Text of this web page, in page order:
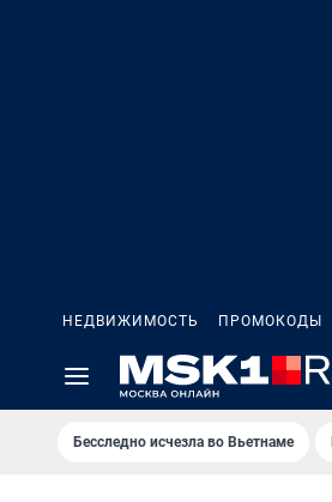
НЕДВИЖИМОСТЬ ПРОМОКОДЫ
Бесследно исчезла во Вьетнаме